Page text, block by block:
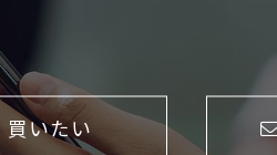
いたい